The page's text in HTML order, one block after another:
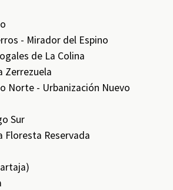
- Mirador del Espino
de La Colina
Zerrezuela
Norte - Urbanización Nuevo
Sur
Floresta Reservada